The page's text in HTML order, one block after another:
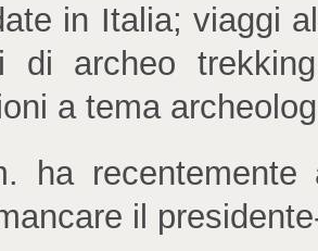
in Italia; viaggi
di archeo
a tema
ha
il